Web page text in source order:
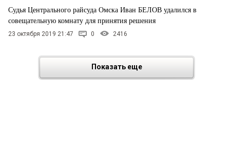
Судья Центрального райсуда Омска Иван БЕЛОВ удалился в
совещательную комнату для принятия решения
23 октября 2019 21:47 0 2416
Показать еще